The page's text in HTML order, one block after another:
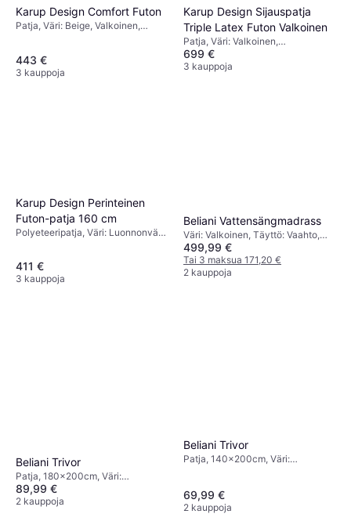
Karup Design Comfort Futon
Patja, Väri: Beige, Valkoinen,
Polyeteeri, Materiaali: Polyesteri,
Patjan Paksuus: 15 cm, Jäykkyys:
443 €
3 kauppoja
Karup Design Sijauspatja
Triple Latex Futon Valkoinen
Patja, Väri: Valkoinen,
Luonnonväri, Täyttö: Lateksi, Villa,
Puuvilla, Materiaali: Polyesteri
699 €
3 kauppoja
Karup Design Perinteinen
Futon-patja 160 cm
Polyeteeripatja, Väri: Luonnonväri,
411 €
3 kauppoja
Beliani Vattensängmadrass
Väri: Valkoinen, Täyttö: Vaahto,
Materiaali: Polyesteri
499,99 €
Tai 3 maksua 171,20 €
2 kauppoja
Beliani Trivor
Patja, 180x200cm, Väri:
Valkoinen, Täyttö: Puuvilla,
Polyesteri, Patjan Paksuus: 4 cm,
89,99 €
2 kauppoja
Beliani Trivor
Patja, 140x200cm, Väri:
Korkeus: 4 cm, Jäykkyys: Kova
69,99 €
2 kauppoja